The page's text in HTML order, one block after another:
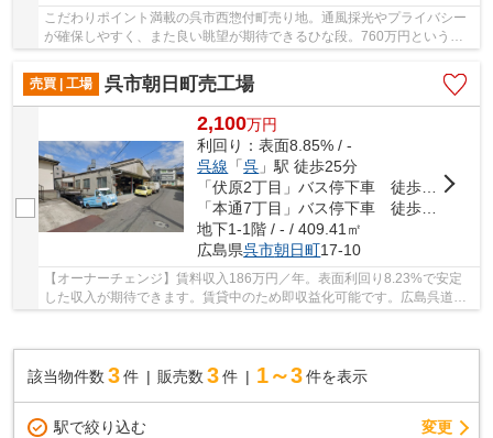
こだわりポイント満載の呉市西惣付町売り地。通風採光やプライバシー
が確保しやすく、また良い眺望が期待できるひな段。760万円という価
売買 | 工場
呉市朝日町売工場
2,100万円
利回り：表面8.85% / -
呉線 「呉 」駅 徒歩25分
地下1-1階 / - / 409.41㎡
広島県呉市朝日町17-10
【オーナーチェンジ】賃料収入186万円／年。表面利回り8.23%で安定
した収入が期待できます。賃貸中のため即収益化可能です。広島呉道路
該当物件数 3件 販売数 3 件 1～3 件を表示
駅で絞り込む 変更